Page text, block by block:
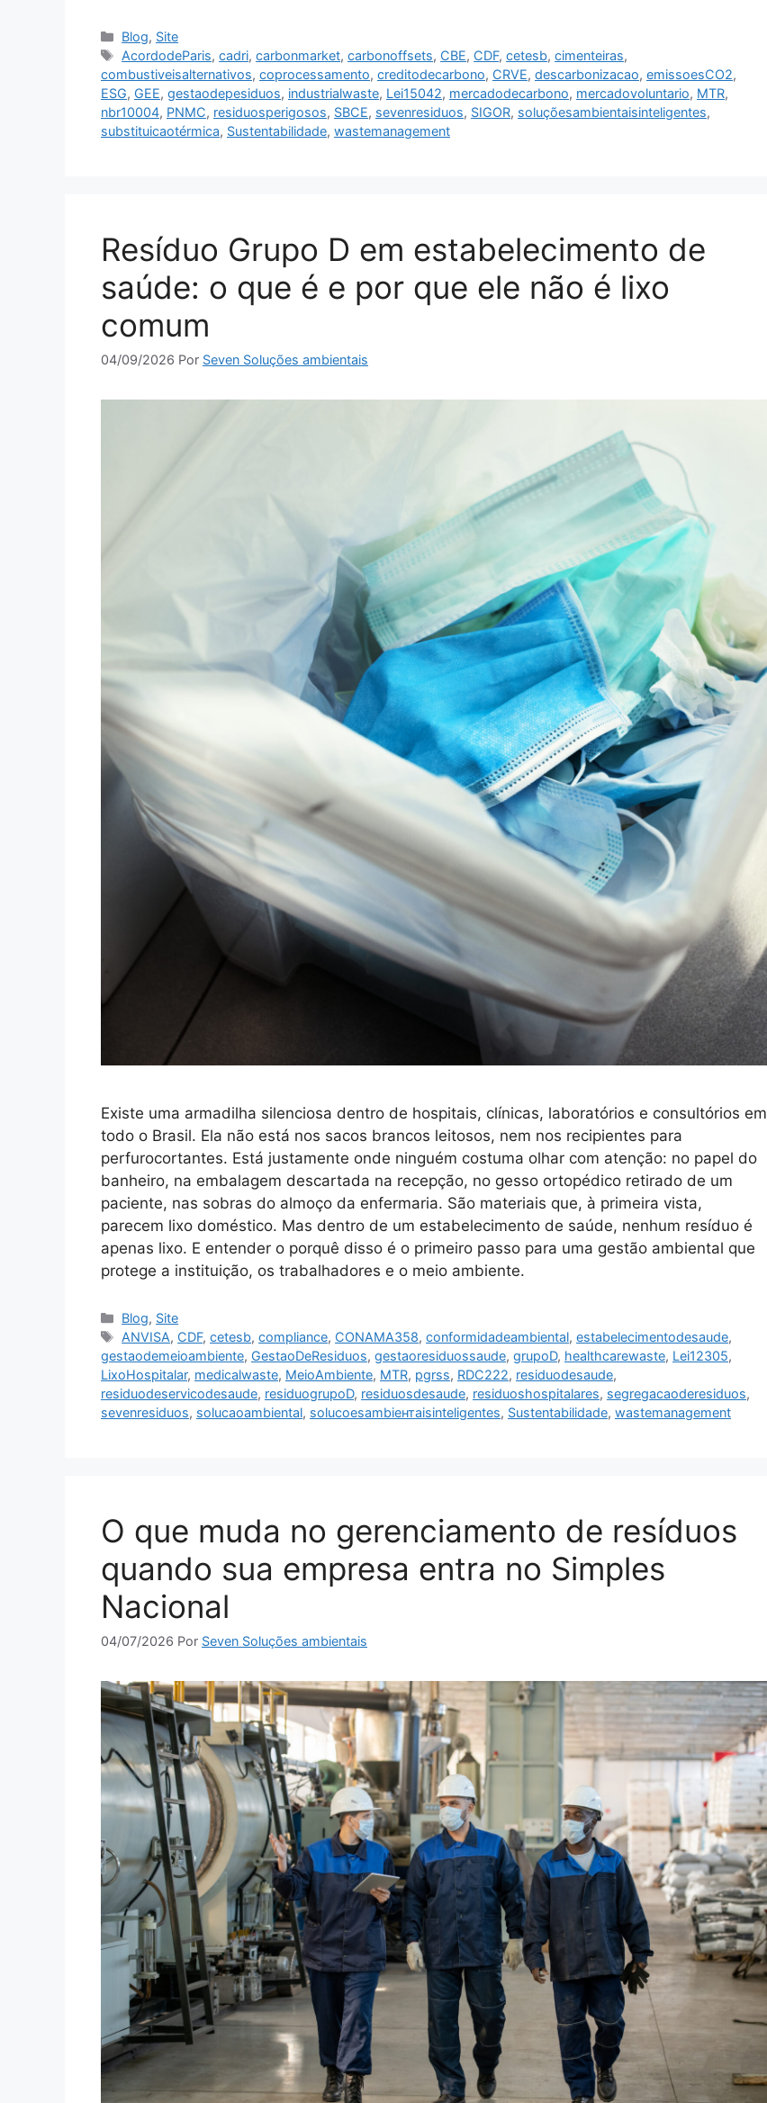
Blog, Site
AcordodeParis,cadri,carbonmarket,carbonoffsets, CBE, CDF,cetesb,cimenteiras,
combustiveisalternativos, coprocessamento, creditodecarbono, CRVE, descarbonizacao, emissoesCO2,
ESG, GEE, gestaodерesiduos, industrialwaste, Lei15042, mercadodecarbono, mercadovoluntario, MTR,
nbr10004, PNMC, residuosperigosos, SBCE, sevenresiduos, SIGOR, soluçõesambientaisinteligentes,
substituicaotérmica, Sustentabilidade, wastemanagement
Resíduo Grupo D em estabelecimento de
saúde: o que é e por que ele não é lixo
comum
04/09/2026 Por Seven Soluções ambientais
Existe uma armadilha silenciosa dentro de hospitais, clínicas, laboratórios e consultórios em
todo o Brasil. Ela não está nos sacos brancos leitosos, nem nos recipientes para
perfurocortantes. Está justamente onde ninguém costuma olhar com atenção: no papel do
banheiro, na embalagem descartada na recepção, no gesso ortopédico retirado de um
paciente, nas sobras do almoço da enfermaria. São materiais que, à primeira vista,
parecem lixo doméstico. Mas dentro de um estabelecimento de saúde, nenhum resíduo é
apenas lixo. E entender o porquê disso é o primeiro passo para uma gestão ambiental que
protege a instituição, os trabalhadores e o meio ambiente.
Blog, Site
ANVISA, CDF,cetesb,compliance, CONAMA358,conformidadeambiental,estabelecimentodesaude,
gestaodemeioambiente, GestaoDeResiduos, gestaoresiduossaude, grupoD, healthcarewaste, Lei12305,
LixoHospitalar, medicalwaste, MeioAmbiente, MTR, pgrss, RDC222, residuodesaude,
residuodeservicodesaude, residuogrupoD, residuosdesaude, residuoshospitalares, segregacaoderesiduos,
sevenresiduos, solucaoambiental, solucoesambiентaisinteligentes, Sustentabilidade, wastemanagement
O que muda no gerenciamento de resíduos
quando sua empresa entra no Simples
Nacional
04/07/2026 Por Seven Soluções ambientais